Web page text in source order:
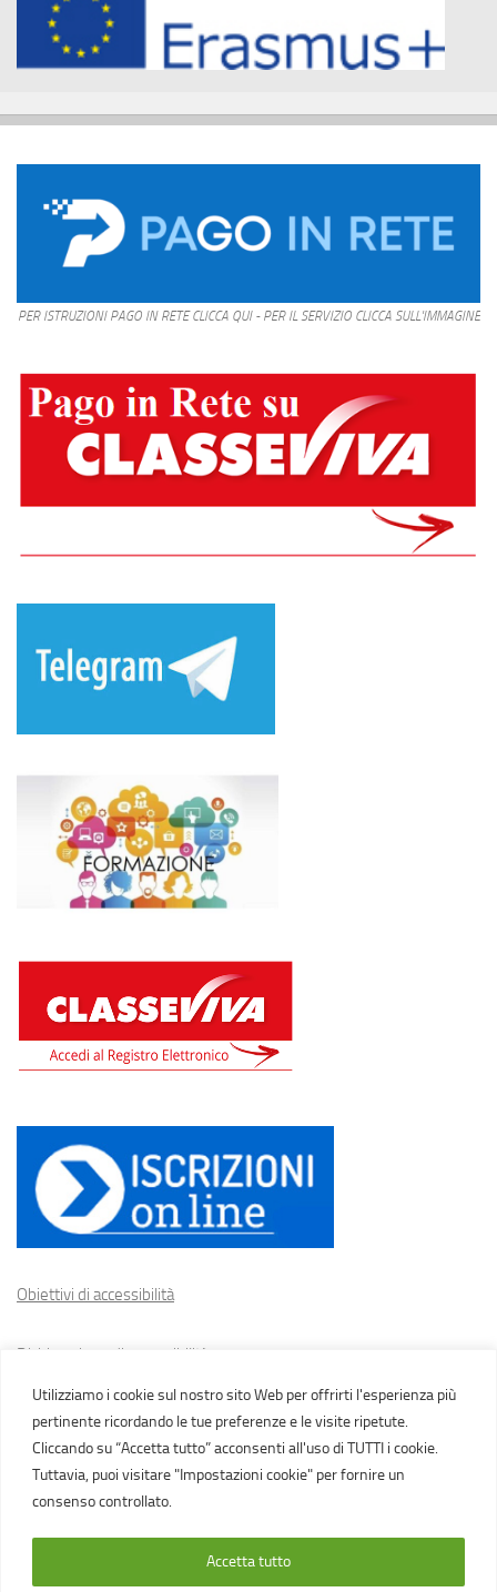
Utilizziamo i cookie sul nostro sito Web per offrirti l'esperienza più
pertinente ricordando le tue preferenze e le visite ripetute.
Cliccando su “Accetta tutto” acconsenti all'uso di TUTTI i cookie.
Tuttavia, puoi visitare "Impostazioni cookie" per fornire un
consenso controllato.
Accetta tutto
PER ISTRUZIONI PAGO IN RETE CLICCA QUI - PER IL SERVIZIO CLICCA SULL'IMMAGINE
Obiettivi di accessibilità
Dichiarazione di accessibilità
Cookie policy